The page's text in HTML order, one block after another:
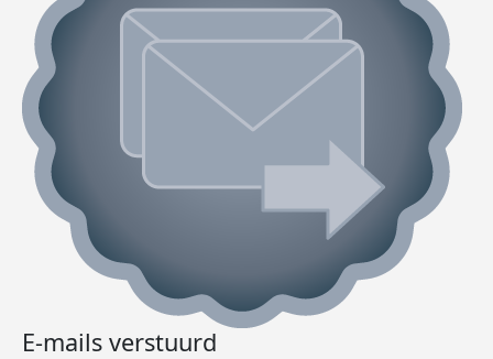
E-mails verstuurd